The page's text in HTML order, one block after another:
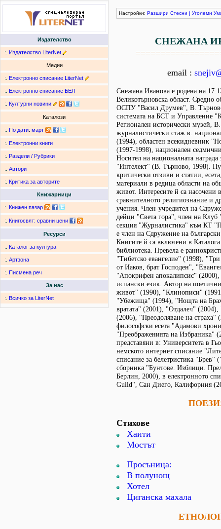
Издателство
:. Издателство LiterNet
Медии
:. Електронно списание LiterNet
:. Електронно списание БЕЛ
:. Културни новини
Каталози
:. По дати: март
:. Електронни книги
:. Раздели / Рубрики
:. Автори
:. Критика за авторите
Книжарници
:. Книжен пазар
:. Книгосвят: сравни цени
Ресурси
:. Каталог за култура
:. Артзона
:. Писмена реч
За нас
:. Всичко за LiterNet
Настройки: Разшири Стесни | Уголеми
СНЕЖАНА
email :
Снежана Иванова е родена на
Великотърновска област. Средно
ОСПУ "Васил Друмев", В.
системата на БСТ и Управление
Регионален исторически музей,
журналистически стаж в:
(1994), областен всекидневник
(1997-1998), национален
Носител на националната награда
"Интелект" (В. Търново, 1998).
критически отзиви и статии,
материали в редица области на
живот. Интересите й са насочени
сравнителното религиознание и
учения. Член-учредител на
дейци "Света гора", член на Клуб
секция "Журналистика" към КТ
е член на Сдружение на
Книгите й са включени в Каталога
библиотека. Превела е
"Тибетско евангелие" (1998),
от Иаков, брат Господен",
"Апокрифен апокалипсис" (2000),
испански език. Автор на
живот" (1990), "Клинописи"
"Убежища" (1994), "Нощта на
вратата" (2001), "Отдалеч"
(2006), "Преодоляване на страха"
философски есета "Адамови
"Преображенията на Избраника"
представяни в: Университета в
немското интернет списание
списание за белетристика "Брев"
сборника "Бунтове. Изблици.
Берлин, 2000), в електронното
Guild", Сан Диего, Калифорния
Стихове
Хаити
Мостът
Просъница:
В полунощ
Хотел
Циганска махала